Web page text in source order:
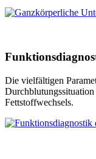
Die vielfältigen
Fettstoffwechsels.